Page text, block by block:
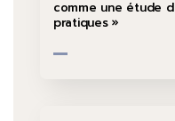
comme une étude
pratiques »